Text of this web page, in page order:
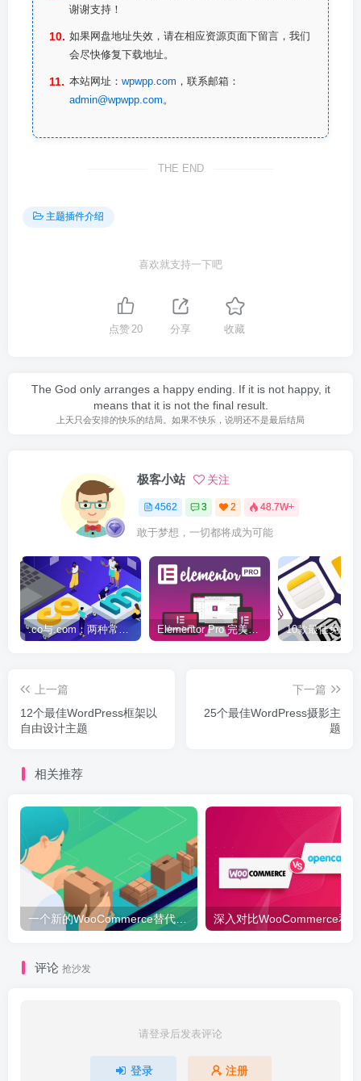
谢谢支持！
如果网盘地址失效，请在相应资源页面下留言，我们
会尽快修复下载地址。
本站网址： wpwpp.com ，联系邮箱：
admin@wpwpp.com 。
THE END
主题插件介绍
喜欢就支持一下吧
点赞20 分享 收藏
The God only arranges a happy ending. If it is not happy, it
means that it is not the final result.
上天只会安排的快乐的结局。如果不快乐，说明还不是最后结局
极客小站 关注
4562 3 2 48.7W+
敢于梦想，一切都将成为可能
.co与.com：两种常用域名后缀名完全指南 Elementor Pro 完美汉化中文版（含全套模板）|可视化编辑页面自定义设计WordPress插件
上一篇
12个最佳WordPress框架以
自由设计主题
下一篇
25个最佳WordPress摄影主
题
相关推荐
一个新的WooCommerce替代品 – 你好，BigCommerce
评论 抢沙发
请登录后发表评论
登录 注册